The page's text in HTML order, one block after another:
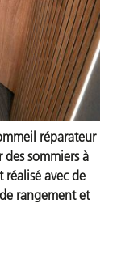
réparateur
des sommiers à
réalisé avec de
rangement et